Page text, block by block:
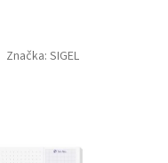
Značka: SIGEL